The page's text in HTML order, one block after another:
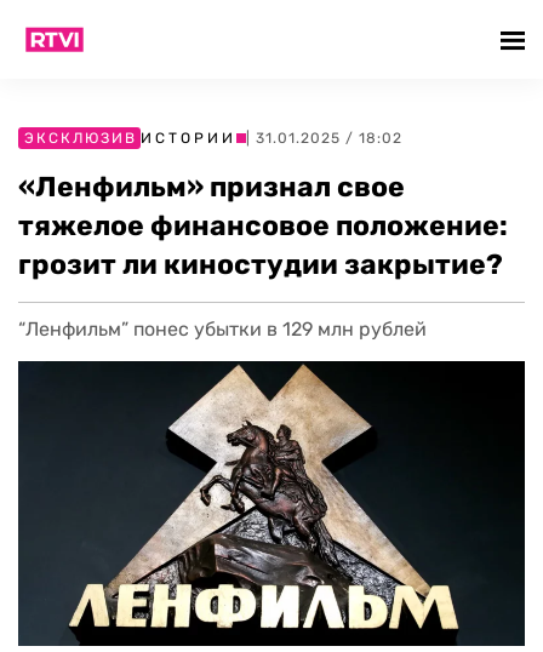
ЭКСКЛЮЗИВ ИСТОРИИ | 31.01.2025 / 18:02
«Ленфильм» признал свое
тяжелое финансовое положение:
грозит ли киностудии закрытие?
“Ленфильм” понес убытки в 129 млн рублей